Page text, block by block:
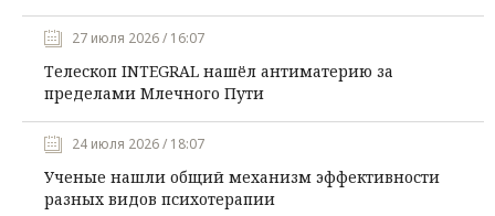
27 июля 2026 / 16:07
Телескоп INTEGRAL нашёл антиматерию за
пределами Млечного Пути
24 июля 2026 / 18:07
Ученые нашли общий механизм эффективности
разных видов психотерапии